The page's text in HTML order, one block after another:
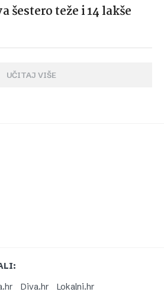
šestero teže i 14 lakše
UČITAJ VIŠE
Diva.hr Lokalni.hr